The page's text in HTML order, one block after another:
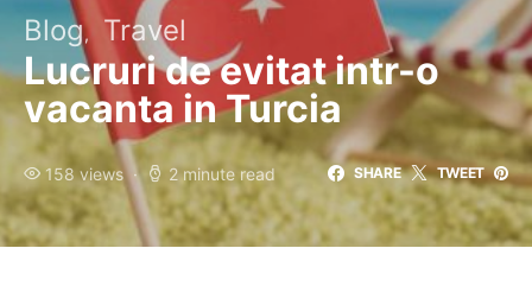
Blog Travel
Lucruri de evitat intr-o
vacanta in Turcia
158 views 2 minute read SHARE TWEET